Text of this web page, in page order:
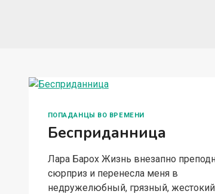
ПОПАДАНЦЫ ВО ВРЕМЕНИ
Бесприданница
Лара Барох Жизнь внезапно
сюрприз и перенесла меня в
недружелюбный, грязный,